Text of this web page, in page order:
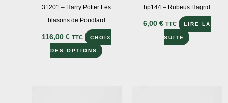
produit
31201 – Harry Potter Les
blasons de Poudlard
116,00 € TTC CHOIX
DES OPTIONS
Ce
hp144 – Rubeus Hagrid
6,00 € TTC LIRE LA
SUITE